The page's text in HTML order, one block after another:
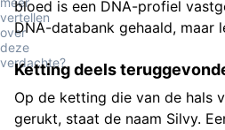
vertellen
over
deze
verdachte?
bloed is een DNA-profiel
DNA-databank gehaald, maar
Ketting deels
Op de ketting die van de hals
gerukt, staat de naam Silvy.